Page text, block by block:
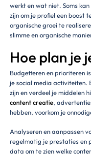
werkt en wat niet. Soms kan
zijn om je profiel een boost
organische groei te
slimme en organische
Hoe plan je
Budgetteren en prioriteren
je social media activiteiten.
zijn en verdeel je middelen
content creatie,
hebben, voorkom je
Analyseren en aanpassen
regelmatig je prestaties en
data om te zien welke